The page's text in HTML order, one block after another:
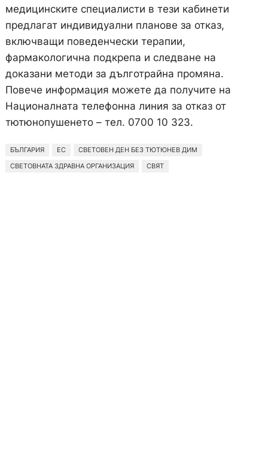
медицинските специалисти в тези кабинети
предлагат индивидуални планове за отказ,
включващи поведенчески терапии,
фармакологична подкрепа и следване на
доказани методи за дълготрайна промяна.
Повече информация можете да получите на
Националната телефонна линия за отказ от
тютюнопушенето – тел. 0700 10 323.
БЪЛГАРИЯ ЕС
СВЕТОВЕН ДЕН БЕЗ ТЮТЮНЕВ ДИМ
СВЕТОВНАТА ЗДРАВНА ОРГАНИЗАЦИЯ
СВЯТ